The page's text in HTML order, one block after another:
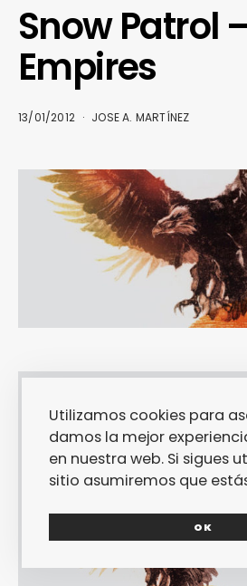
Snow Patrol
Empires
13/01/2012 JOSE A. MARTÍNEZ
Utilizamos cookies para
damos la mejor
en nuestra web. Si sigues
sitio asumiremos que
OK